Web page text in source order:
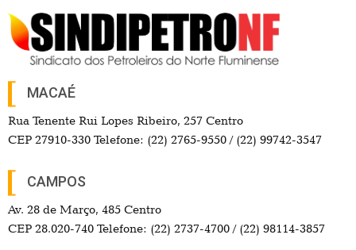
MACAÉ
Rua Tenente Rui Lopes Ribeiro, 257 Centro
CEP 27910-330 Telefone: (22) 2765-9550 / (22) 99742-3547
CAMPOS
Av. 28 de Março, 485 Centro
CEP 28.020-740 Telefone: (22) 2737-4700 / (22) 98114-3857